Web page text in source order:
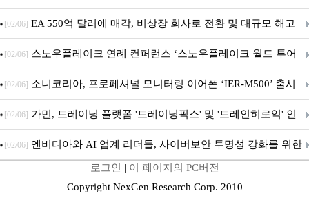
판매 파트너십 체결
[02/06] EA 550억 달러에 매각, 비상장 회사로 전환 및 대규모 해고
전망
[02/06] 스노우플레이크 연례 컨퍼런스 ‘스노우플레이크 월드 투어
서울’ 개최
[02/06] 소니코리아, 프로페셔널 모니터링 이어폰 ‘IER-M500’ 출시
[02/06] 가민, 트레이닝 플랫폼 '트레이닝픽스' 및 '트레인히로익' 인
수로 선수와 코치에 맞춤형 훈련 지원 확대
[02/06] 엔비디아와 AI 업계 리더들, 사이버보안 투명성 강화를 위한
SAFE 가이드라인 제안
로그인 | 이 페이지의 PC버전
Copyright NexGen Research Corp. 2010